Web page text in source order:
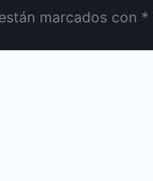
marcados con *